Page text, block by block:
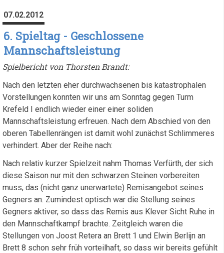
gegen
Mettmann
07.02.2012
6. Spieltag - Geschlossene
Mannschaftsleistung
Spielbericht von Thorsten Brandt:
Nach den letzten eher durchwachsenen bis katastrophalen
Vorstellungen konnten wir uns am Sonntag gegen Turm
Krefeld I endlich wieder einer einer soliden
Mannschaftsleistung erfreuen. Nach dem Abschied von den
oberen Tabellenrängen ist damit wohl zunächst Schlimmeres
verhindert. Aber der Reihe nach:
Nach relativ kurzer Spielzeit nahm Thomas Verfürth, der sich
diese Saison nur mit den schwarzen Steinen vorbereiten
muss, das (nicht ganz unerwartete) Remisangebot seines
Gegners an. Zumindest optisch war die Stellung seines
Gegners aktiver, so dass das Remis aus Klever Sicht Ruhe in
den Mannschaftkampf brachte. Zeitgleich waren die
Stellungen von Joost Retera an Brett 1 und Elwin Berlijn an
Brett 8 schon sehr früh vorteilhaft, so dass wir bereits gefühlt